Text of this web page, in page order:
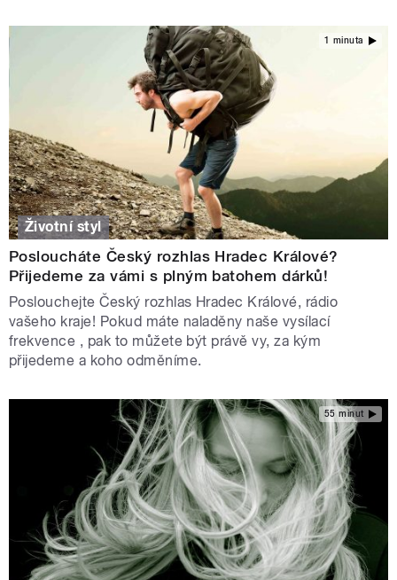
1 minuta
Životní styl
Posloucháte Český rozhlas Hradec Králové?
Přijedeme za vámi s plným batohem dárků!
Poslouchejte Český rozhlas Hradec Králové, rádio
vašeho kraje! Pokud máte naladěny naše vysílací
frekvence , pak to můžete být právě vy, za kým
přijedeme a koho odměníme.
55 minut